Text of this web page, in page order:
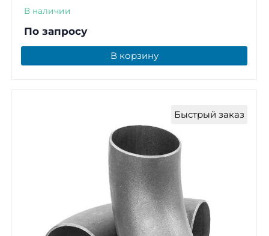
В наличии
По запросу
В корзину
Быстрый заказ